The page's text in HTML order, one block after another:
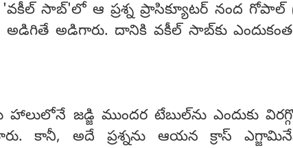
సాబ్'లో ఆ ప్రశ్న ప్రాసిక్యూటర్ నంద గోపాల్
అడిగితే అడిగారు. దానికి వకీల్ సాబ్‌కు
హాలులోనే జడ్జి ముందర టేబుల్‌ను ఎందుకు
కానీ, అదే ప్రశ్నను ఆయన క్రాస్